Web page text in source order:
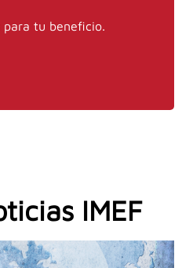
para tu beneficio.
y Convenios.
IMEF